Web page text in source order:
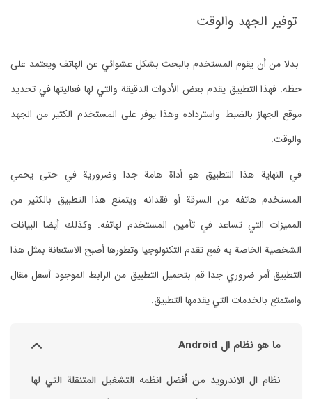
توفير الجهد والوقت
بدلا من أن يقوم المستخدم بالبحث بشكل عشوائي عن الهاتف ويعتمد على
حظه. فهذا التطبيق يقدم بعض الأدوات الدقيقة والتي لها فعاليتها في تحديد
موقع الجهاز بالضبط واسترداده وهذا يوفر على المستخدم الكثير من الجهد
والوقت.
في النهاية هذا التطبيق هو أداة هامة جدا وضرورية في حتى يحمي
المستخدم هاتفه من السرقة أو فقدانه ويتمتع هذا التطبيق بالكثير من
المميزات التي تساعد في تأمين المستخدم لهاتفه. وكذلك أيضا البيانات
الشخصية الخاصة به فمع تقدم التكنولوجيا وتطورها أصبح الاستعانة بمثل هذا
التطبيق أمر ضروري جدا قم بتحميل التطبيق من الرابط الموجود أسفل مقال
واستمتع بالخدمات التي يقدمها التطبيق.
ما هو نظام ال Android
نظام ال الاندرويد من أفضل انظمه التشغيل المتنقلة التي لها